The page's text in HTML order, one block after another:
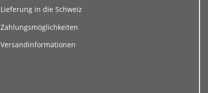
Lieferung in die Schweiz
Zahlungsmöglichkeiten
Versandinformationen